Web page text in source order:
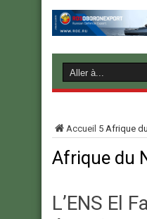
Accueil 5 Afrique
Afrique du
L’ENS El